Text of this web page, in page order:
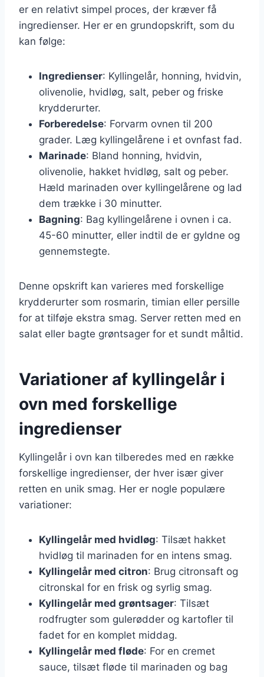
er en relativt simpel proces, der kræver få
ingredienser. Her er en grundopskrift, som du
kan følge:
Ingredienser: Kyllingelår, honning, hvidvin,
olivenolie, hvidløg, salt, peber og friske
krydderurter.
Forberedelse: Forvarm ovnen til 200
grader. Læg kyllingelårene i et ovnfast fad.
Marinade: Bland honning, hvidvin,
olivenolie, hakket hvidløg, salt og peber.
Hæld marinaden over kyllingelårene og lad
dem trække i 30 minutter.
Bagning: Bag kyllingelårene i ovnen i ca.
45-60 minutter, eller indtil de er gyldne og
gennemstegte.
Denne opskrift kan varieres med forskellige
krydderurter som rosmarin, timian eller persille
for at tilføje ekstra smag. Server retten med en
salat eller bagte grøntsager for et sundt måltid.
Variationer af kyllingelår i
ovn med forskellige
ingredienser
Kyllingelår i ovn kan tilberedes med en række
forskellige ingredienser, der hver især giver
retten en unik smag. Her er nogle populære
variationer:
Kyllingelår med hvidløg: Tilsæt hakket
hvidløg til marinaden for en intens smag.
Kyllingelår med citron: Brug citronsaft og
citronskal for en frisk og syrlig smag.
Kyllingelår med grøntsager: Tilsæt
rodfrugter som gulerødder og kartofler til
fadet for en komplet middag.
Kyllingelår med fløde: For en cremet
sauce, tilsæt fløde til marinaden og bag